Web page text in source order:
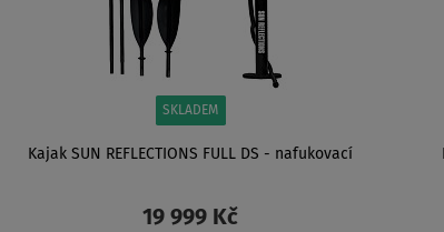
SKLADEM
Kajak SUN REFLECTIONS FULL DS - nafukovací
19 999 Kč